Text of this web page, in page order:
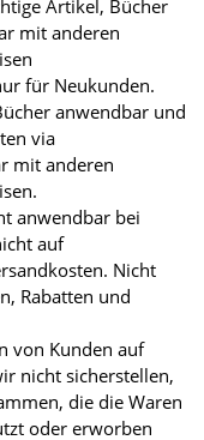
Artikel, Bücher
mit anderen
für Neukunden.
anwendbar und
via
mit anderen
anwendbar bei
auf
Nicht
Rabatten und
von Kunden auf
nicht sicherstellen,
die die Waren
oder erworben